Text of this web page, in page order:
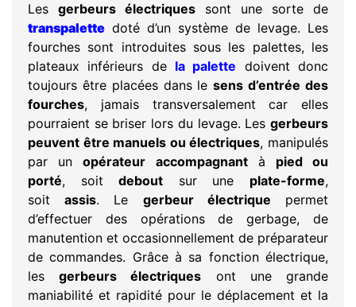
Les gerbeurs électriques sont une sorte de
transpalette doté d’un système de levage. Les
fourches sont introduites sous les palettes, les
plateaux inférieurs de la palette doivent donc
toujours être placées dans lesens d’entrée des
fourches, jamais transversalement car elles
pourraient se briser lors du levage. Les gerbeurs
peuvent être manuels ou électriques, manipulés
par unopérateur accompagnantà pied ou
porté, soitdebout sur une plate-forme,
soitassis. Le gerbeur électrique permet
d’effectuer des opérations de gerbage, de
manutention et occasionnellement de préparateur
de commandes. Grâce à sa fonction électrique,
lesgerbeurs électriques ont une grande
maniabilité et rapidité pour le déplacement et la